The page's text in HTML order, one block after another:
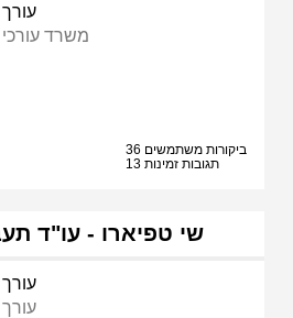
עורך
משרד עורכי
36 ביקורות משתמשים
13 תגובות זמינות
שי טפיארו - עו"ד
עורך
עורך